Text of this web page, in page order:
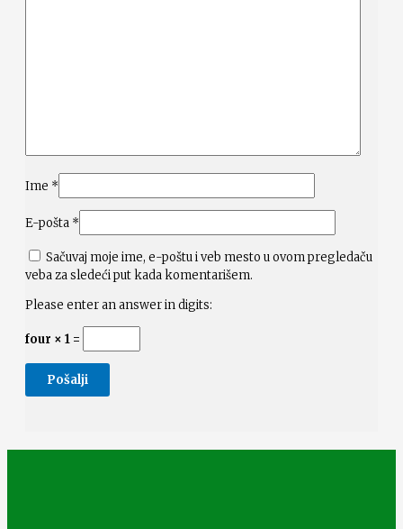
Ime *
E-pošta *
Sačuvaj moje ime, e-poštu i veb mesto u ovom pregledaču
veba za sledeći put kada komentarišem.
Please enter an answer in digits:
four × 1 =